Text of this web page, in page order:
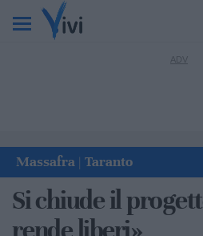
Massafra Taranto
Si chiude il